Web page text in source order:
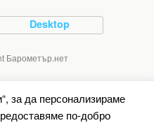
Desktop
Барометър.нет
за да персонализираме
по-добро